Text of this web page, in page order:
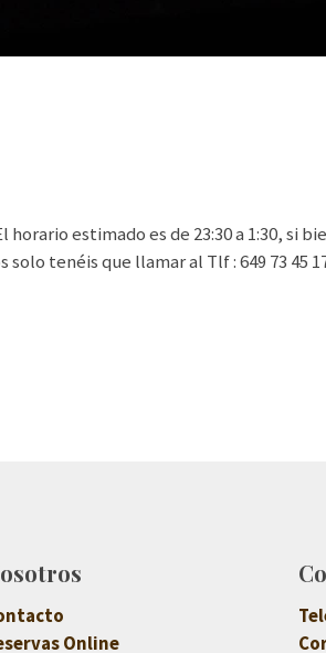
estimado es de 23:30 a 1:30, si
tenéis que llamar al Tlf : 649 73 45
Online